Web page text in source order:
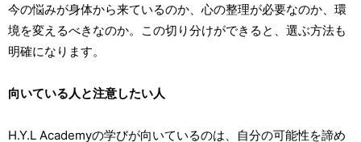
今の悩みが身体から来ているのか、心の整理が必要なのか、環
境を変えるべきなのか。この切り分けができると、選ぶ方法も
明確になります。
向いている人と注意したい人
H.Y.L Academyの学びが向いているのは、自分の可能性を諦め